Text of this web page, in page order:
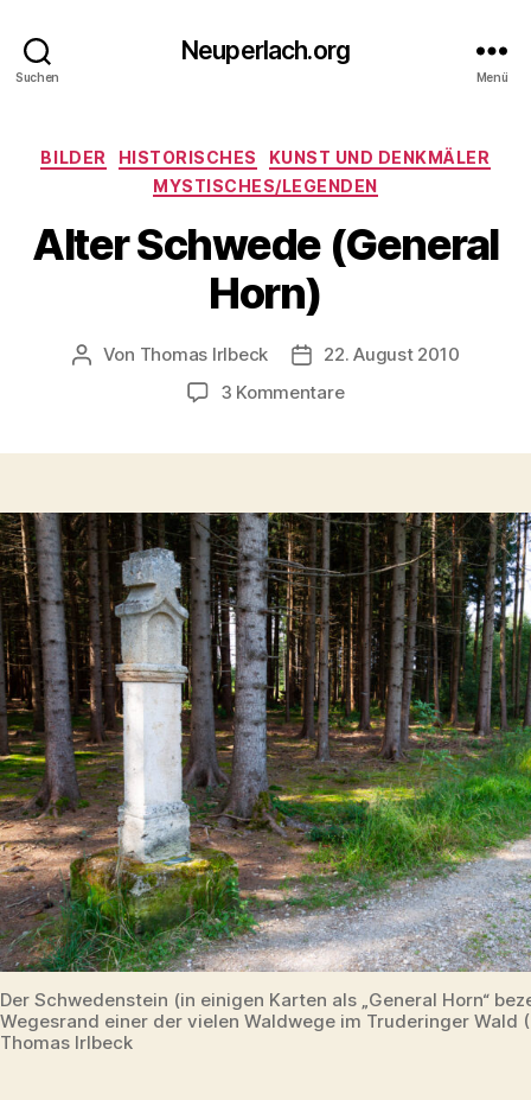
Suchen
Neuperlach.org
Menü
Kategorien
BILDER HISTORISCHES
KUNST UND DENKMÄLER
MYSTISCHES/LEGENDEN
Alter Schwede (General
Horn)
Beitragsautor
Von Thomas Irlbeck Veröffentlichungsdatum
22. August 2010
3 Kommentarezu
Der Schwedenstein (in einigen Karten als „General Horn“
Wegesrand einer der vielen Waldwege im Truderinger Wald
Thomas Irlbeck